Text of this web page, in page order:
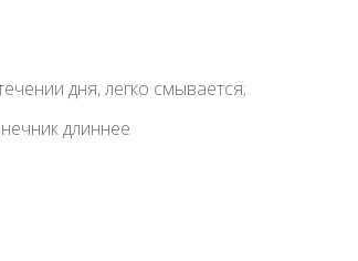
дня, легко смывается;
длиннее